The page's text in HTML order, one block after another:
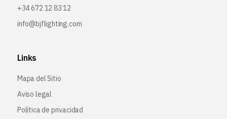
+34 672 12 83 12
info@bjflighting.com
Links
Mapa del Sitio
Aviso legal
Política de privacidad